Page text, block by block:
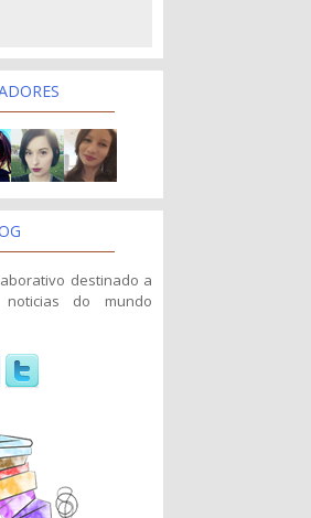
destinado a
do mundo